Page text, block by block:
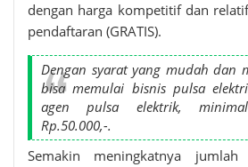
dengan harga kompetitif dan
pendaftaran (GRATIS).
Dengan syarat yang mudah dan
bisa memulai bisnis pulsa
agen pulsa elektrik,
Rp.50.000,-.
Semakin meningkatnya jumlah